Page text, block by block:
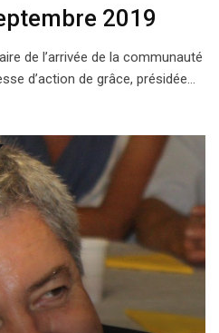
2019
de l’arrivée de la communauté
d’action de grâce, présidée…